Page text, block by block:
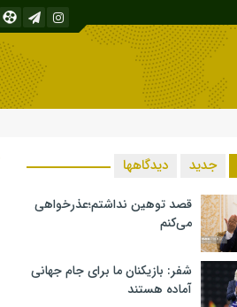
جدید دیدگاهها
قصد توهین نداشتم؛عذرخواهی
می‌کنم
شفر: بازیکنان ما برای جام جهانی
آماده هستند